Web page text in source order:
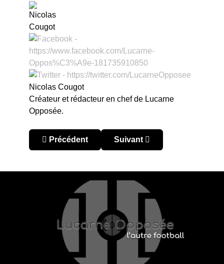
Nicolas Cougot
Créateur et rédacteur en chef de Lucarne
Opposée.
Article précédent : L’Australia Cup 2026 élimine
Précédent Article suivant : Chine :
Suivant